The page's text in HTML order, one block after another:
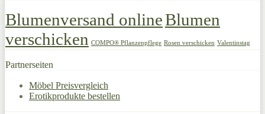
Blumenversand onlineBlumen
verschicken COMPO® Pflanzenpflege Rosen verschicken Valentinstag
Partnerseiten
Möbel Preisvergleich
Erotikprodukte bestellen